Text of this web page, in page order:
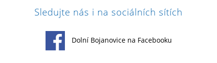
Sledujte nás i na sociálních sítích
Dolní Bojanovice na Facebooku